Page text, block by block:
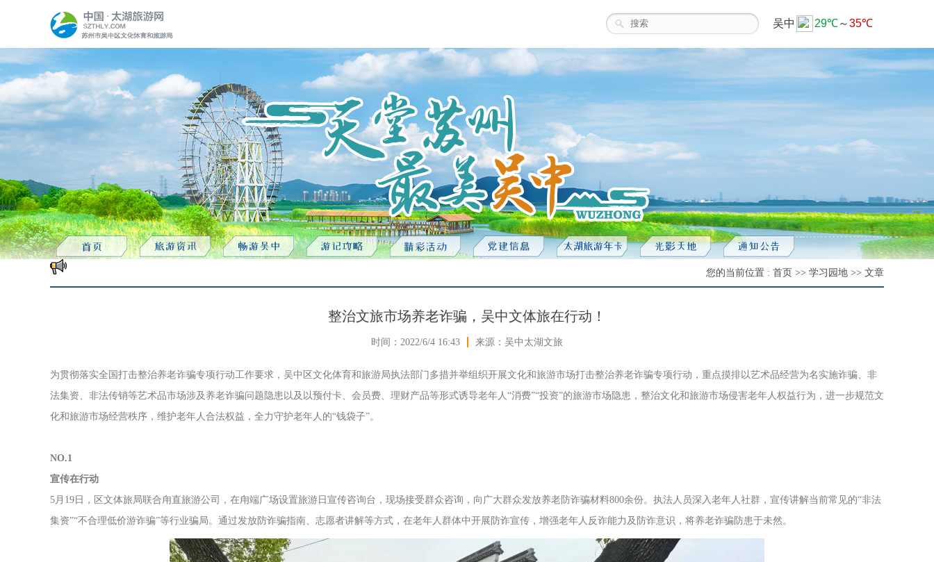
您的当前位置 : 首页 >> 学习园地 >> 文章
整治文旅市场养老诈骗，吴中文体旅在行动！
时间：2022/6/4 16:43 来源：吴中太湖文旅
为贯彻落实全国打击整治养老诈骗专项行动工作要求，吴中区文化体育和旅游局执法部门多措并举组织开展文化和旅游市场打击整治养老诈骗专项行动，重点摸排以艺术品经营为名实施诈骗、非
法集资、非法传销等艺术品市场涉及养老诈骗问题隐患以及以预付卡、会员费、理财产品等形式诱导老年人“消费”“投资”的旅游市场隐患，整治文化和旅游市场侵害老年人权益行为，进一步规范文
化和旅游市场经营秩序，维护老年人合法权益，全力守护老年人的“钱袋子”。
NO.1
宣传在行动
5月19日，区文体旅局联合甪直旅游公司，在甪端广场设置旅游日宣传咨询台，现场接受群众咨询，向广大群众发放养老防诈骗材料800余份。执法人员深入老年人社群，宣传讲解当前常见的“非法
集资”“不合理低价游诈骗”等行业骗局。通过发放防诈骗指南、志愿者讲解等方式，在老年人群体中开展防诈宣传，增强老年人反诈能力及防诈意识，将养老诈骗防患于未然。